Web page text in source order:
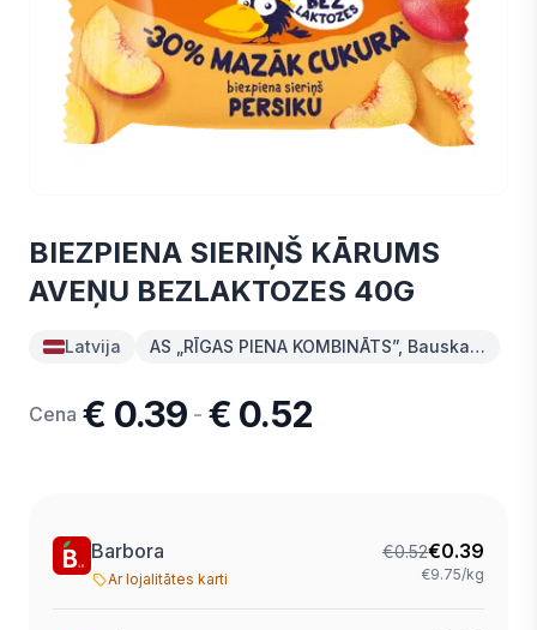
BIEZPIENA SIERIŅŠ KĀRUMS
AVEŅU BEZLAKTOZES 40G
Latvija AS „RĪGAS PIENA KOMBINĀTS”, Bauska…
Cena € 0.39 - € 0.52
Barbora
Ar lojalitātes karti
€0.52€0.39
€9.75/kg